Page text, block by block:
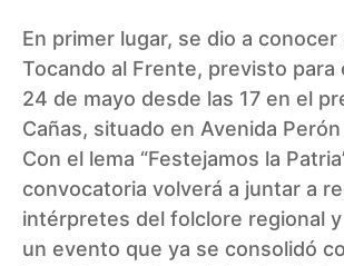
En primer lugar, se dio a conocer
Tocando al Frente, previsto para
24 de mayo desde las 17 en el
Cañas, situado en Avenida
Con el lema “Festejamos la
convocatoria volverá a juntar a
intérpretes del folclore regional
un evento que ya se consolidó